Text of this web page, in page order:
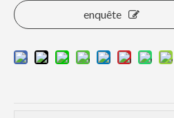
enquête